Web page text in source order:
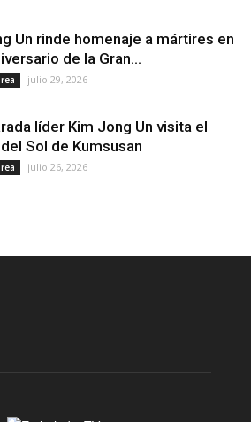
Un rinde homenaje a mártires en
de la Gran...
julio 29, 2026
líder Kim Jong Un visita el
Sol de Kumsusan
julio 26, 2026